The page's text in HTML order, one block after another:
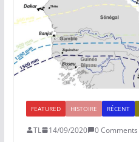
FEATURED HISTOIRE RÉCENT
TL 14/09/2020 0 Comments